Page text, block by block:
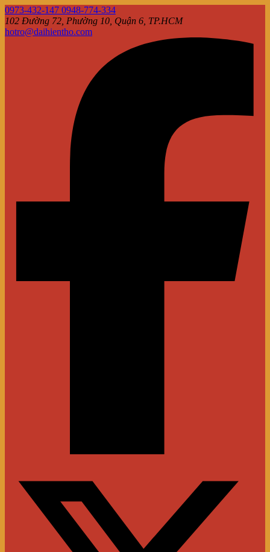
0973-432-147 0948-774-334
102 Đường 72, Phường 10, Quận 6, TP.HCM
hotro@daihientho.com